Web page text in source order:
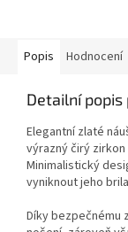
Popis Hodnocení
Detailní popis
Elegantní zlaté
výrazný čirý
Minimalistický
vyniknout jeho
Díky bezpečnému